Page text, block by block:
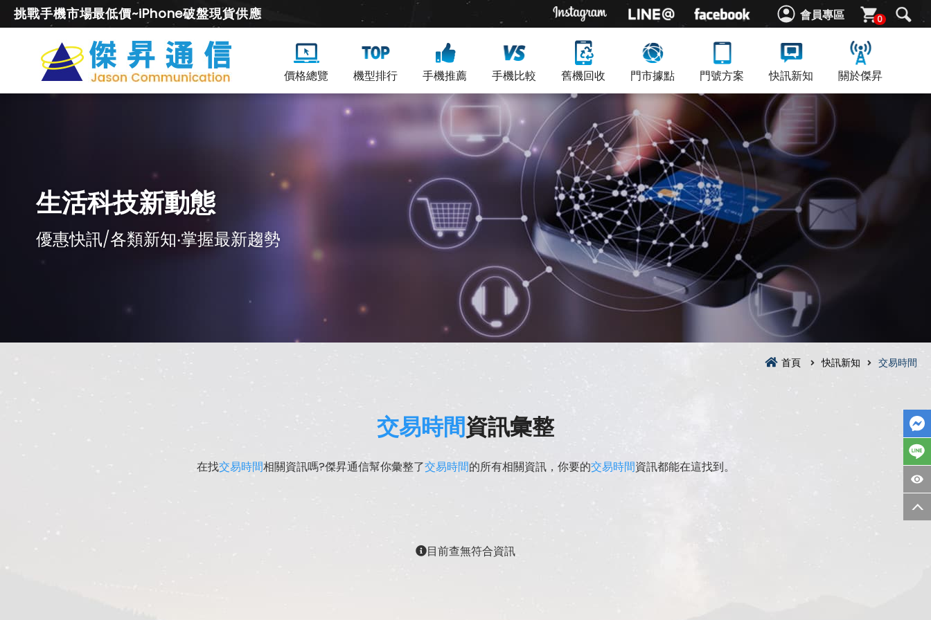
會員專區 0
挑戰手機市場最低價~iPhone破盤現貨供應
價格總覽 機型排行 手機推薦 手機比較 舊機回收 門市據點 門號方案 快訊新知 關於傑昇
生活科技新動態
優惠快訊/各類新知‧掌握最新趨勢
首頁 快訊新知 交易時間
交易時間資訊彙整
在找交易時間相關資訊嗎?傑昇通信幫你彙整了交易時間的所有相關資訊，你要的交易時間資訊都能在這找到。
目前查無符合資訊